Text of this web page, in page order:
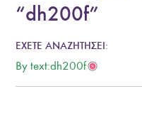
“dh200f”
By text:dh200f